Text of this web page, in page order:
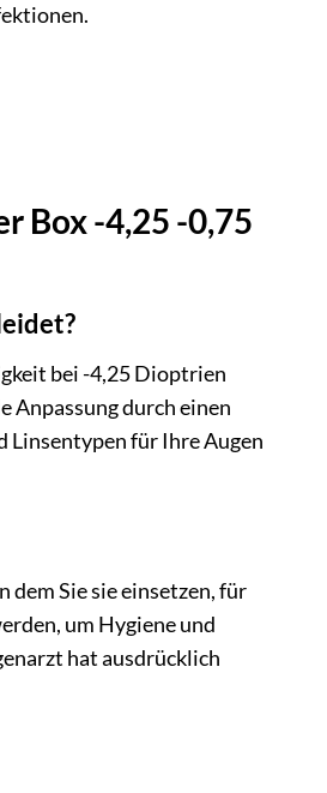
Box -4,25 -0,75
bei -4,25 Dioptrien
Anpassung durch einen
Linsentypen für Ihre Augen
dem Sie sie einsetzen, für
um Hygiene und
hat ausdrücklich